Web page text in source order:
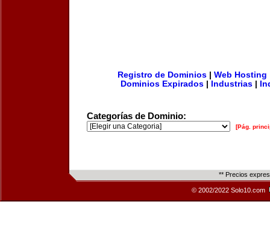
Registro de Dominios| Web Hosting
Dominios Expirados
Industrias
Categorías de Dominio:
[Pág.
** Precios
© 2002/2022 Solo10.com